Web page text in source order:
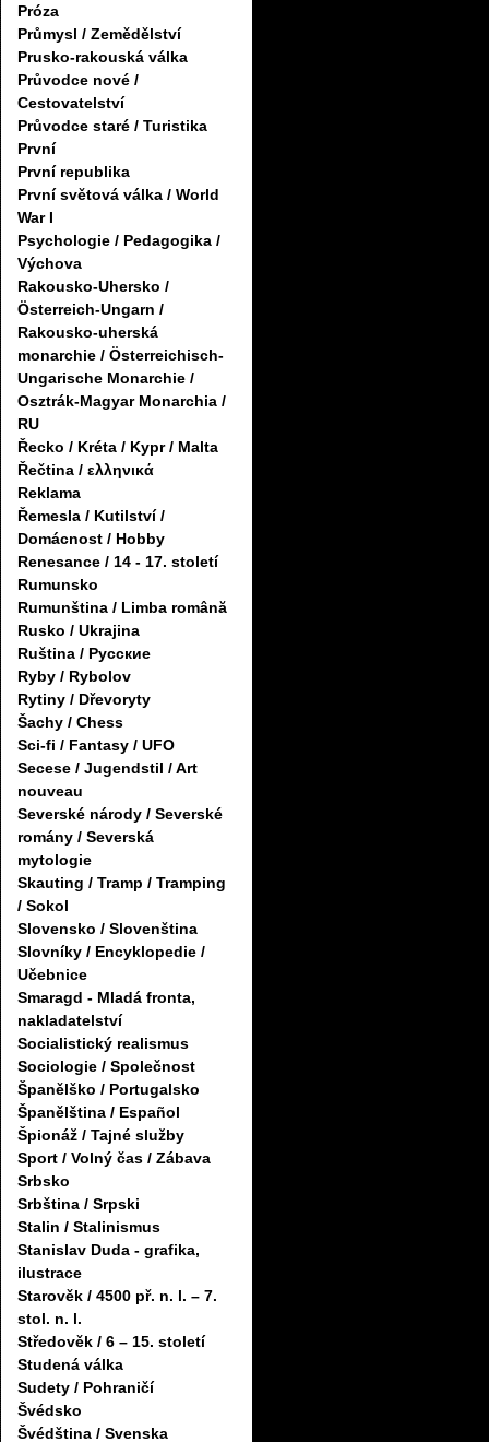
Próza
Průmysl / Zemědělství
Prusko-rakouská válka
Průvodce nové /
Cestovatelství
Průvodce staré / Turistika
První
První republika
První světová válka / World
War I
Psychologie / Pedagogika /
Výchova
Rakousko-Uhersko /
Österreich-Ungarn /
Rakousko-uherská
monarchie / Österreichisch-
Ungarische Monarchie /
Osztrák-Magyar Monarchia /
RU
Řecko / Kréta / Kypr / Malta
Řečtina / ελληνικά
Reklama
Řemesla / Kutilství /
Domácnost / Hobby
Renesance / 14 - 17. století
Rumunsko
Rumunština / Limba română
Rusko / Ukrajina
Ruština / Русские
Ryby / Rybolov
Rytiny / Dřevoryty
Šachy / Chess
Sci-fi / Fantasy / UFO
Secese / Jugendstil / Art
nouveau
Severské národy / Severské
romány / Severská
mytologie
Skauting / Tramp / Tramping
/ Sokol
Slovensko / Slovenština
Slovníky / Encyklopedie /
Učebnice
Smaragd - Mladá fronta,
nakladatelství
Socialistický realismus
Sociologie / Společnost
Španělško / Portugalsko
Španělština / Español
Špionáž / Tajné služby
Sport / Volný čas / Zábava
Srbsko
Srbština / Srpski
Stalin / Stalinismus
Stanislav Duda - grafika,
ilustrace
Starověk / 4500 př. n. l. – 7.
stol. n. l.
Středověk / 6 – 15. století
Studená válka
Sudety / Pohraničí
Švédsko
Švédština / Svenska